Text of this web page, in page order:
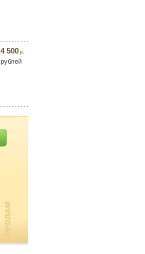
4 500 р.
рублей